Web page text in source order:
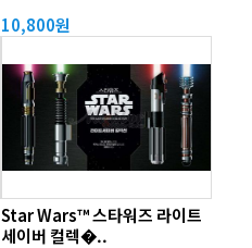
10,800원
Star Wars™ 스타워즈 라이트
세이버 컬렉�..